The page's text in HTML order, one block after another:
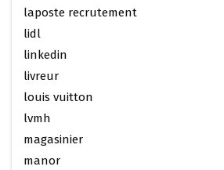
laposte recrutement
lidl
linkedin
livreur
louis vuitton
lvmh
magasinier
manor